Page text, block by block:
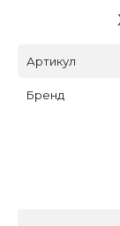
Артикул
Бренд